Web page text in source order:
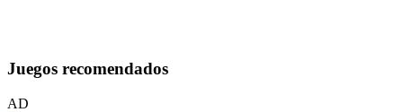
Juegos recomendados
AD